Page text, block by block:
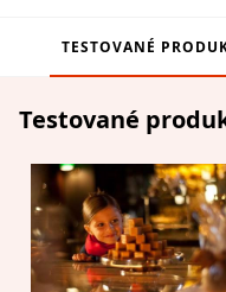
testerka
TESTOVANÉ
Testované